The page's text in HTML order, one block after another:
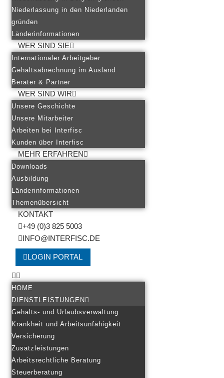
Niederlassung in den Niederlanden
gründen
Länderinformationen
WER SIND SIE
Internationaler Arbeitgeber
Gehaltsabrechnung im Ausland
Berater & Partner
WER SIND WIR
Unsere Geschichte
Unsere Mitarbeiter
Arbeiten bei Interfisc
Kunden über Interfisc
MEHR ERFAHREN
Downloads
Ausbildung
Länderinformationen
Themenübersicht
KONTAKT
+49 (0)3 825 5003
INFO@INTERFISC.DE
LOGIN PORTAL
HOME
DIENSTLEISTUNGEN
Gehalts- und Urlaubsverwaltung
Krankheit und Arbeitsunfähigkeit
Versicherung
Zusatzleistungen
Arbeitsrechtliche Beratung
Steuerberatung